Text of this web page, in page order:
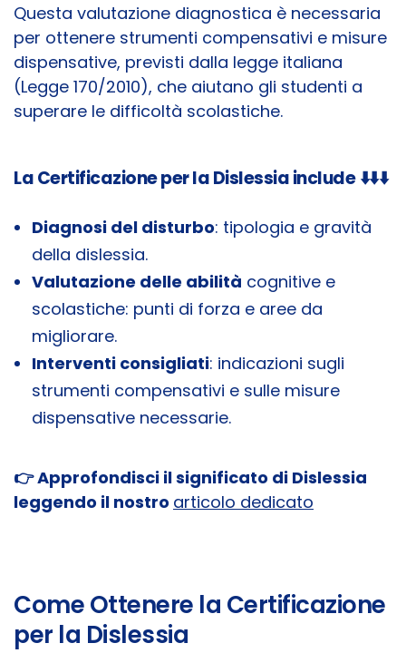
Questa valutazione diagnostica è necessaria
per ottenere strumenti compensativi e misure
dispensative, previsti dalla legge italiana
(Legge 170/2010), che aiutano gli studenti a
superare le difficoltà scolastiche.
La Certificazione per la Dislessia include⬇️⬇️⬇️
Diagnosi del disturbo: tipologia e gravità
della dislessia.
Valutazione delle abilità cognitive e
scolastiche: punti di forza e aree da
migliorare.
Interventi consigliati: indicazioni sugli
strumenti compensativi e sulle misure
dispensative necessarie.
👉 Approfondisci il significato di Dislessia
leggendo il nostro articolo dedicato
Come Ottenere la Certificazione
per la Dislessia